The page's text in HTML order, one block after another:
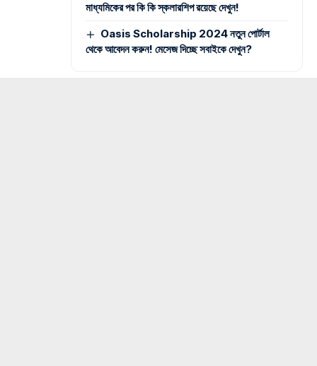
মাধ্যমিকের পর কি কি স্কলারশিপ রয়েছে দেখুন!
Oasis Scholarship 2024 নতুন পোর্টাল
থেকে আবেদন করুন! মেসেজ দিচ্ছে সবাইকে দেখুন?